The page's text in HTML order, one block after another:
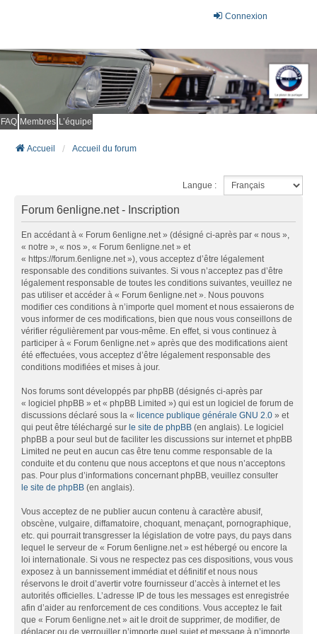
Connexion
FAQ Membres L’équipe
Accueil Accueil du forum
Langue :
Forum 6enligne.net - Inscription
En accédant à « Forum 6enligne.net » (désigné ci-après par « nous »,
« notre », « nos », « Forum 6enligne.net » et
« https://forum.6enligne.net »), vous acceptez d’être légalement
responsable des conditions suivantes. Si vous n’acceptez pas d’être
légalement responsable de toutes les conditions suivantes, veuillez ne
pas utiliser et accéder à « Forum 6enligne.net ». Nous pouvons
modifier ces conditions à n’importe quel moment et nous essaierons de
vous informer de ces modifications, bien que nous vous conseillons de
vérifier régulièrement par vous-même. En effet, si vous continuez à
participer à « Forum 6enligne.net » après que des modifications aient
été effectuées, vous acceptez d’être légalement responsable des
conditions modifiées et mises à jour.
Nos forums sont développés par phpBB (désignés ci-après par
« logiciel phpBB » et « phpBB Limited ») qui est un logiciel de forum de
discussions déclaré sous la « licence publique générale GNU 2.0 » et
qui peut être téléchargé sur le site de phpBB (en anglais). Le logiciel
phpBB a pour seul but de faciliter les discussions sur internet et phpBB
Limited ne peut en aucun cas être tenu comme responsable de la
conduite et du contenu que nous acceptons et que nous n’acceptons
pas. Pour plus d’informations concernant phpBB, veuillez consulter
le site de phpBB (en anglais).
Vous acceptez de ne publier aucun contenu à caractère abusif,
obscène, vulgaire, diffamatoire, choquant, menaçant, pornographique,
etc. qui pourrait transgresser la législation de votre pays, du pays dans
lequel le serveur de « Forum 6enligne.net » est hébergé ou encore la
loi internationale. Si vous ne respectez pas ces dispositions, vous vous
exposez à un bannissement immédiat et définitif et nous nous
réservons le droit d’avertir votre fournisseur d’accès à internet et les
autorités officielles. L’adresse IP de tous les messages est enregistrée
afin d’aider au renforcement de ces conditions. Vous acceptez le fait
que « Forum 6enligne.net » ait le droit de supprimer, de modifier, de
déplacer ou de verrouiller n’importe quel sujet et message à n’importe